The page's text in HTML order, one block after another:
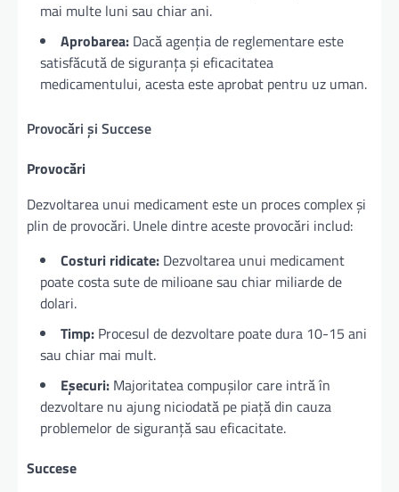
mai multe luni sau chiar ani.
Aprobarea: Dacă agenția de reglementare este
satisfăcută de siguranța și eficacitatea
medicamentului, acesta este aprobat pentru uz uman.
Provocări și Succese
Provocări
Dezvoltarea unui medicament este un proces complex și
plin de provocări. Unele dintre aceste provocări includ:
Costuri ridicate: Dezvoltarea unui medicament
poate costa sute de milioane sau chiar miliarde de
dolari.
Timp: Procesul de dezvoltare poate dura 10-15 ani
sau chiar mai mult.
Eșecuri: Majoritatea compușilor care intră în
dezvoltare nu ajung niciodată pe piață din cauza
problemelor de siguranță sau eficacitate.
Succese